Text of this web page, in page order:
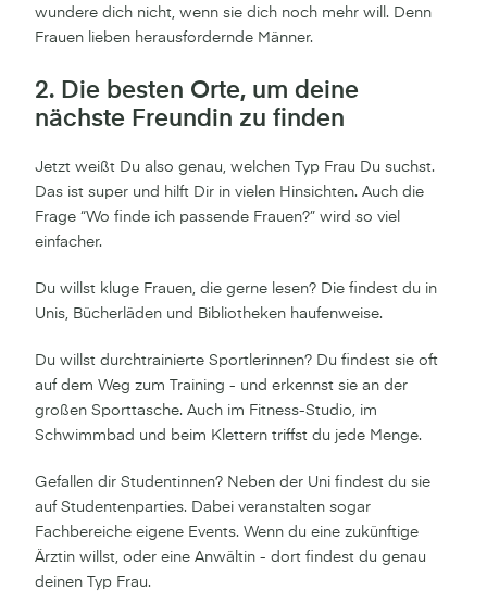
wundere dich nicht, wenn sie dich noch mehr will. Denn
Frauen lieben herausfordernde Männer.
2. Die besten Orte, um deine
nächste Freundin zu finden
Jetzt weißt Du also genau, welchen Typ Frau Du suchst.
Das ist super und hilft Dir in vielen Hinsichten. Auch die
Frage “Wo finde ich passende Frauen?” wird so viel
einfacher.
Du willst kluge Frauen, die gerne lesen? Die findest du in
Unis, Bücherläden und Bibliotheken haufenweise.
Du willst durchtrainierte Sportlerinnen? Du findest sie oft
auf dem Weg zum Training - und erkennst sie an der
großen Sporttasche. Auch im Fitness-Studio, im
Schwimmbad und beim Klettern triffst du jede Menge.
Gefallen dir Studentinnen? Neben der Uni findest du sie
auf Studentenparties. Dabei veranstalten sogar
Fachbereiche eigene Events. Wenn du eine zukünftige
Ärztin willst, oder eine Anwältin - dort findest du genau
deinen Typ Frau.